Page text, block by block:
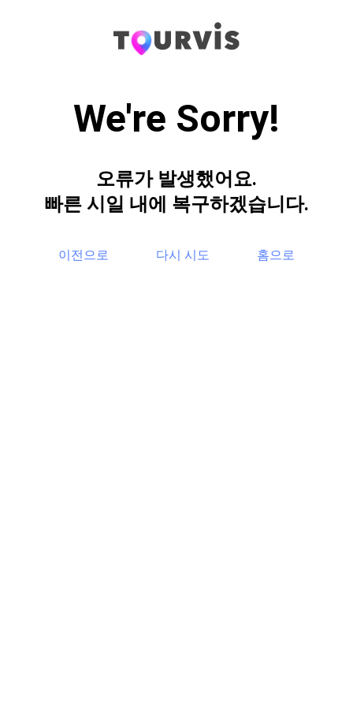
We're Sorry!
오류가 발생했어요.
빠른 시일 내에 복구하겠습니다.
이전으로 다시 시도 홈으로